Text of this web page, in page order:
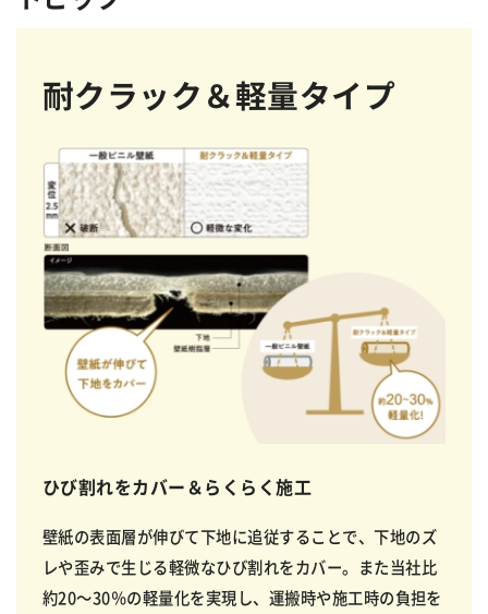
耐クラック＆軽量タイプ
ひび割れをカバー＆らくらく施工
壁紙の表面層が伸びて下地に追従することで、下地のズ
レや歪みで生じる軽微なひび割れをカバー。また当社比
約20〜30％の軽量化を実現し、運搬時や施工時の負担を